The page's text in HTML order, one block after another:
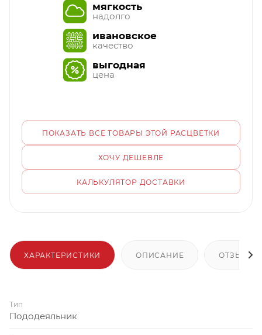
мягкость
надолго
ивановское
качество
выгодная
цена
ПОКАЗАТЬ ВСЕ ТОВАРЫ ЭТОЙ РАСЦВЕТКИ
ХОЧУ ДЕШЕВЛЕ
КАЛЬКУЛЯТОР ДОСТАВКИ
ХАРАКТЕРИСТИКИ ОПИСАНИЕ ОТЗЫВЫ
Тип
Пододеяльник